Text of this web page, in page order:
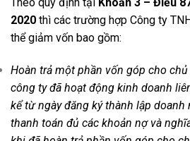
Theo quy định tại Khoản 3 – Điều
2020 thì các trường hợp Công ty
thể giảm vốn bao gồm:
Hoàn trả một phần vốn góp cho
công ty đã hoạt động kinh doanh
kể từ ngày đăng ký thành lập doanh
thanh toán đủ các khoản nợ và